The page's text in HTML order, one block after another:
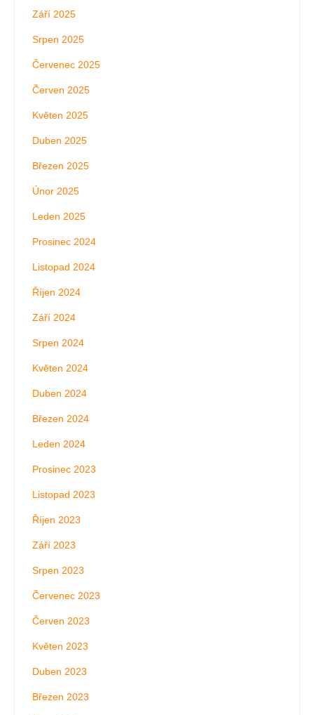
Září 2025
Srpen 2025
Červenec 2025
Červen 2025
Květen 2025
Duben 2025
Březen 2025
Únor 2025
Leden 2025
Prosinec 2024
Listopad 2024
Říjen 2024
Září 2024
Srpen 2024
Květen 2024
Duben 2024
Březen 2024
Leden 2024
Prosinec 2023
Listopad 2023
Říjen 2023
Září 2023
Srpen 2023
Červenec 2023
Červen 2023
Květen 2023
Duben 2023
Březen 2023